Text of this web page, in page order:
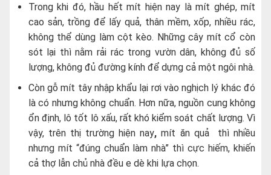
Trong khi đó, hầu hết mít hiện nay là mít ghép, mít
cao sản, trồng để lấy quả, thân mềm, xốp, nhiều rác,
không thể dùng làm cột kèo. Những cây mít cổ còn
sót lại thì nằm rải rác trong vườn dân, không đủ số
lượng, không đủ đường kính để dựng cả một ngôi nhà.
Còn gỗ mít tây nhập khẩu lại rơi vào nghịch lý khác đó
là có nhưng không chuẩn. Hơn nữa, nguồn cung không
ổn định, lô tốt lô xấu, rất khó kiểm soát chất lượng. Vì
vậy, trên thị trường hiện nay, mít ăn quả thì nhiều
nhưng mít “đúng chuẩn làm nhà” thì cực hiếm, khiến
cả thợ lẫn chủ nhà đều e dè khi lựa chọn.